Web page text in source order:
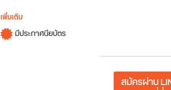
เพิ่มเติม
มีประกาศนียบัตร
สมัครผ่าน